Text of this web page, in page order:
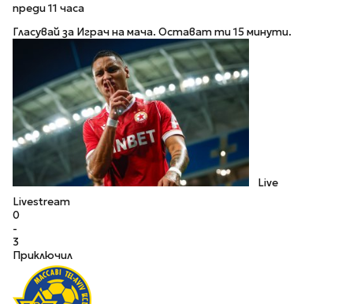
преди 11 часа
Гласувай за Играч на мача. Остават ти 15 минути.
Live
Livestream
0
-
3
Приключил